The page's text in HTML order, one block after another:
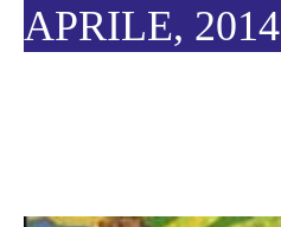
APRILE, 2014